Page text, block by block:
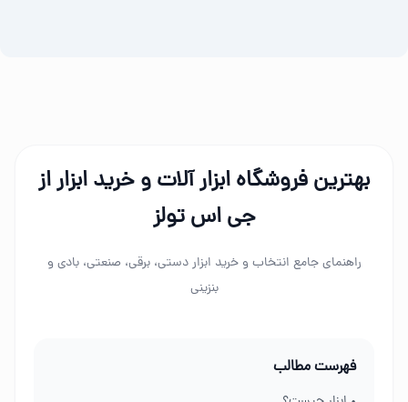
بهترین فروشگاه ابزار آلات و خرید ابزار از
جی اس تولز
راهنمای جامع انتخاب و خرید ابزار دستی، برقی، صنعتی، بادی و
بنزینی
فهرست مطالب